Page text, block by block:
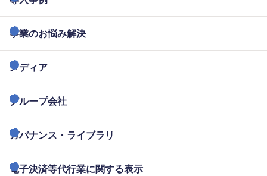
事業のお悩み解決
メディア
グループ会社
ガバナンス・ライブラリ
電子決済等代行業に関する表示